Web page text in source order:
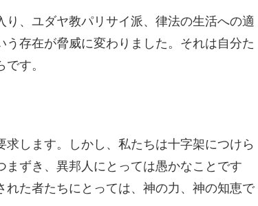
、ユダヤ教パリサイ派、律法の生活への適
存在が脅威に変わりました。それは自分た
す。
求します。しかし、私たちは十字架につけら
ずき、異邦人にとっては愚かなことです
た者たちにとっては、神の力、神の知恵で